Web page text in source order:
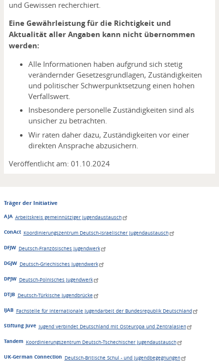
und Gewissen recherchiert.
Eine Gewährleistung für die Richtigkeit und
Aktualität aller Angaben kann nicht übernommen
werden:
Alle Informationen haben aufgrund sich stetig
verändernder Gesetzesgrundlagen, Zuständigkeiten
und politischer Schwerpunktsetzung einen hohen
Verfallswert.
Insbesondere personelle Zuständigkeiten sind als
unsicher zu betrachten.
Wir raten daher dazu, Zuständigkeiten vor einer
direkten Ansprache abzusichern.
Veröffentlicht am: 01.10.2024
Träger der Initiative
AJA Arbeitskreis gemeinnütziger Jugendaustausch
ConAct Koordinierungszentrum Deutsch-Israelischer Jugendaustausch
DFJW Deutsch-Französisches Jugendwerk
DGJW Deutsch-Griechisches Jugendwerk
DPJW Deutsch-Polnisches Jugendwerk
DTJB Deutsch-Türkische Jugendbrücke
IJAB Fachstelle für Internationale Jugendarbeit der Bundesrepublik Deutschland
Stiftung Juve Jugend verbindet Deutschland mit Osteuropa und Zentralasien
Tandem Koordinierungszentrum Deutsch-Tschechischer Jugendaustausch
UK-German Connection Deutsch-Britische Schul - und Jugendbegegnungen